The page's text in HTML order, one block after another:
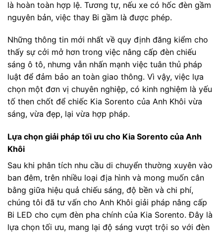
là hoàn toàn hợp lệ. Tương tự, nếu xe có hốc đèn gầm
nguyên bản, việc thay Bi gầm là được phép.
Những thông tin mới nhất về quy định đăng kiểm cho
thấy sự cởi mở hơn trong việc nâng cấp đèn chiếu
sáng ô tô, nhưng vẫn nhấn mạnh việc tuân thủ pháp
luật để đảm bảo an toàn giao thông. Vì vậy, việc lựa
chọn một đơn vị chuyên nghiệp, có kinh nghiệm là yếu
tố then chốt để chiếc Kia Sorento của Anh Khôi vừa
sáng, vừa đẹp, lại vừa hợp pháp.
Lựa chọn giải pháp tối ưu cho Kia Sorento của Anh
Khôi
Sau khi phân tích nhu cầu di chuyển thường xuyên vào
ban đêm, trên nhiều loại địa hình và mong muốn cân
bằng giữa hiệu quả chiếu sáng, độ bền và chi phí,
chúng tôi đã tư vấn cho Anh Khôi giải pháp nâng cấp
Bi LED cho cụm đèn pha chính của Kia Sorento. Đây là
lựa chọn tối ưu, mang lại độ sáng vượt trội so với đèn